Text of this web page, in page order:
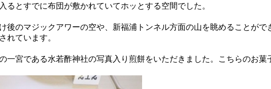
とすでに布団が敷かれていてホッとする空間でした。
後のマジックアワーの空や、新福浦トンネル方面の山を眺めることが
れています。
一宮である水若酢神社の写真入り煎餅をいただきました。こちらのお菓